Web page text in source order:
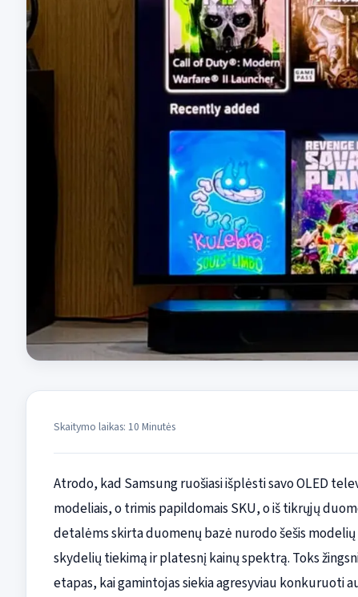
Skaitymo laikas: 10 Minutės
Atrodo, kad Samsung ruošiasi išplėsti savo OLED
modeliais, o trimis papildomais SKU, o iš tikrųjų
detalėms skirta duomenų bazė nurodo šešis
skydelių tiekimą ir platesnį kainų spektrą. Toks
etapas, kai gamintojas siekia agresyviau konkuruoti